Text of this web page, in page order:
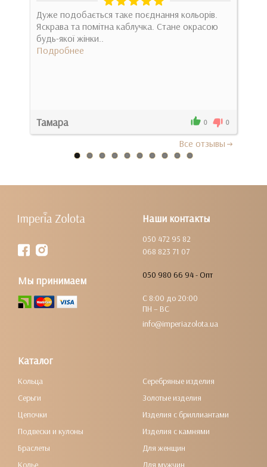
Дуже подобається таке поєднання кольорів.
Яскрава та помітна каблучка. Стане окрасою
будь-якої жінки..
Подробнее
Тамара 0 0
Все отзывы
Наши контакты
050 472 95 82
068 823 71 07
050 980 66 94 - Опт
С 8:00 до 20:00
ПН – ВС
info@imperiazolota.ua
Мы принимаем
Каталог
Кольца
Серьги
Цепочки
Подвески и кулоны
Браслеты
Колье
Серебряные изделия
Золотые изделия
Изделия с бриллиантами
Изделия с камнями
Для женщин
Для мужчин